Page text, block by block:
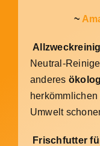
~
Neutral-
anderes
Umwelt
Frischfutter